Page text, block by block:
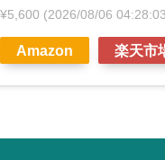
¥5,600 (2026/08/06
Amazon 楽天市